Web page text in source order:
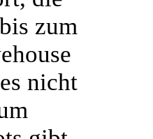
zum
nicht